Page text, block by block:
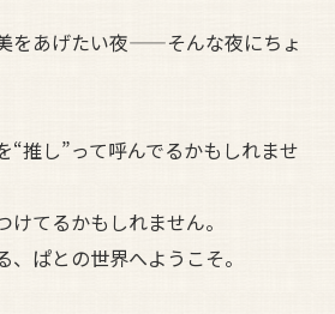
をあげたい夜——そんな夜にちょ
“推し”って呼んでるかもしれませ
てるかもしれません。
ぱとの世界へようこそ。